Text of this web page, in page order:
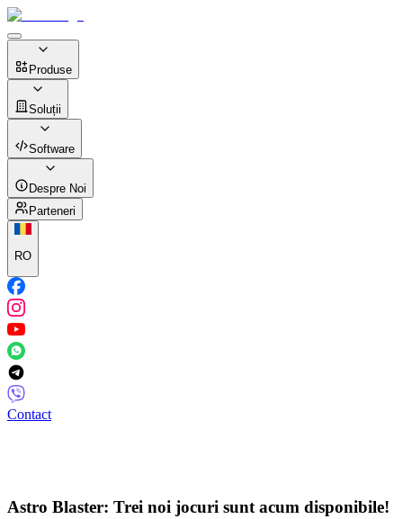
Produse
Soluții
Software
Despre Noi
Parteneri
RO
Contact
Astro Blaster: Trei noi jocuri sunt acum disponibile!